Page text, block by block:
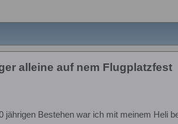
alleine auf nem Flugplatzfest
jährigen Bestehen war ich mit meinem Heli